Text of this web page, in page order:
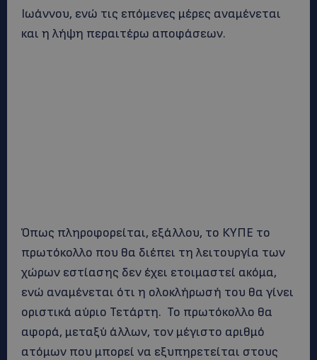
Ιωάννου, ενώ τις επόμενες μέρες αναμένεται
και η λήψη περαιτέρω αποφάσεων.
Όπως πληροφορείται, εξάλλου, το ΚΥΠΕ το
πρωτόκολλο που θα διέπει τη λειτουργία των
χώρων εστίασης δεν έχει ετοιμαστεί ακόμα,
ενώ αναμένεται ότι η ολοκλήρωσή του θα γίνει
οριστικά αύριο Τετάρτη. Το πρωτόκολλο θα
αφορά, μεταξύ άλλων, τον μέγιστο αριθμό
ατόμων που μπορεί να εξυπηρετείται στους